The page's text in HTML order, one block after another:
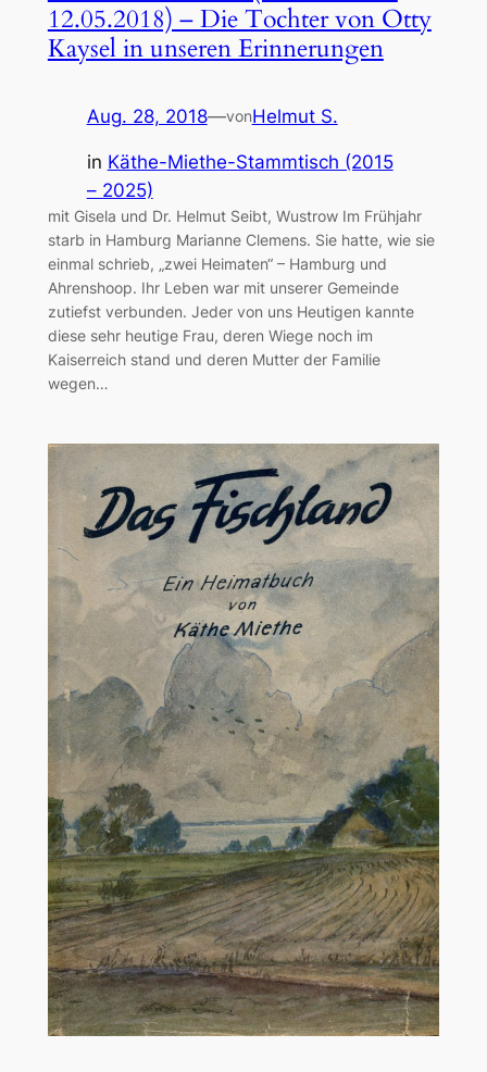
12.05.2018) – Die Tochter von Otty
Kaysel in unseren Erinnerungen
Aug. 28, 2018—vonHelmut S.
in Käthe-Miethe-Stammtisch (2015
– 2025)
mit Gisela und Dr. Helmut Seibt, Wustrow Im Frühjahr
starb in Hamburg Marianne Clemens. Sie hatte, wie sie
einmal schrieb, „zwei Heimaten“ – Hamburg und
Ahrenshoop. Ihr Leben war mit unserer Gemeinde
zutiefst verbunden. Jeder von uns Heutigen kannte
diese sehr heutige Frau, deren Wiege noch im
Kaiserreich stand und deren Mutter der Familie
wegen…